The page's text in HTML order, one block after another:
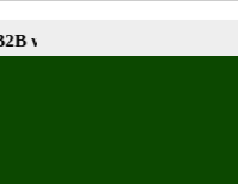
|